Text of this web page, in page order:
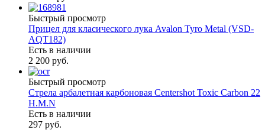
Быстрый просмотр
Прицел для класического лука Avalon Tyro Metal (VSD-
AQT182)
Есть в наличии
2 200 руб.
Быстрый просмотр
Стрела арбалетная карбоновая Centershot Toxic Carbon 22
H.M.N
Есть в наличии
297 руб.